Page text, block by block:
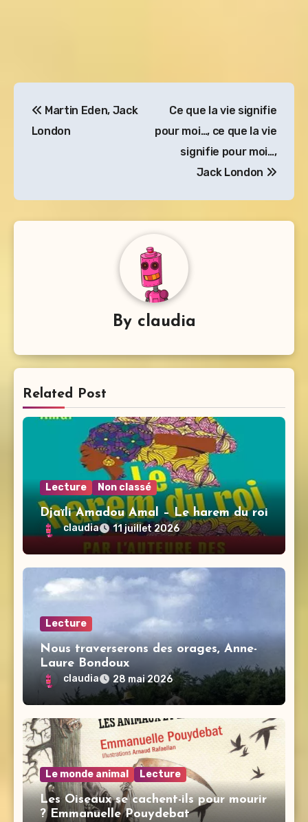
de
Martin Eden, Jack
London
Ce que la vie signifie
pour moi…, ce que la vie
signifie pour moi…,
Jack London
By claudia
Related Post
Lecture Non classé
Djaïli Amadou Amal – Le harem du roi
claudia 11 juillet 2026
Lecture
Nous traverserons des orages, Anne-
Laure Bondoux
claudia 28 mai 2026
Le monde animal Lecture
Les Oiseaux se cachent-ils pour mourir
? Emmanuelle Pouydebat